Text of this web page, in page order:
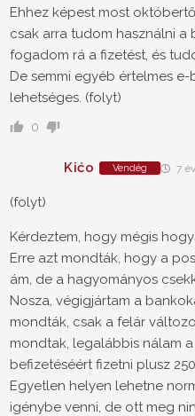
Ehhez képest most
csak arra tudom használni a
fogadom rá a fizetést, és
De semmi egyéb értelmes
lehetséges. (folyt)
0
Kićo Vendég 7
(folyt)
Kérdeztem, hogy mégis
Erre azt mondták, hogy a
ám, de a hagyományos
Nosza, végigjártam a
mondták, csak a felár
mondtak, legalábbis nálam
befizetéséért fizetni plusz
Egyetlen helyen lehetne
igénybe venni, de ott meg